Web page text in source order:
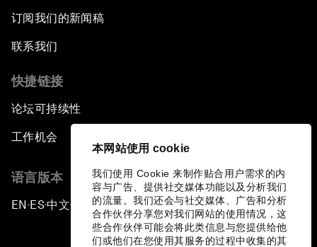
本网站使用 cookie
我们使用 Cookie 来制作贴合用户需求的内
容与广告、提供社交媒体功能以及分析我们
的流量。我们还会与社交媒体、广告和分析
合作伙伴分享您对我们网站的使用情况，这
些合作伙伴可能会将此类信息与您提供给他
们或他们在您使用其服务的过程中收集的其
订阅我们的新闻稿
联系我们
快捷链接
论坛可持续性
工作机会
语言版本
EN ▪ ES▪中文▪ 日本語